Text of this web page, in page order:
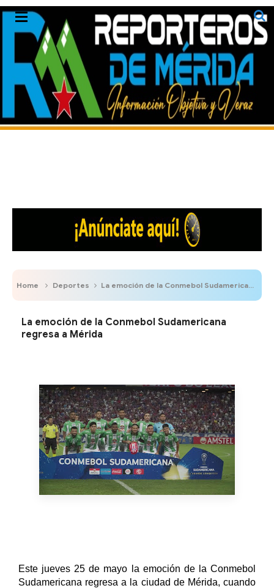
Home Deportes La emoción de la Conmebol Sudamericana regresa a Mérida
La emoción de la Conmebol Sudamericana
regresa a Mérida
Este jueves 25 de mayo la emoción de la Conmebol
Sudamericana regresa a la ciudad de Mérida, cuando